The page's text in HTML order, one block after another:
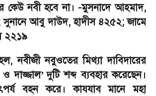
নবী হবে না। -মুসনাদে আহমাদ,
সুনানে আবু দাউদ,হাদীস ৪২৫২;জামে
২২১৯
,নবীজী নবুওতের মিথ্যা দাবিদারের
ও দাজ্জাল’ দুটি শব্দ ব্যবহার করেছেন।
বহন করে। কাযযাব মানে মহা